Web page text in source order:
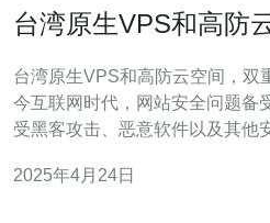
台湾原生VPS和高防
台湾原生VPS和高防云空间，双重
今互联网时代，网站安全问题备
受黑客攻击、恶意软件以及其他
绍台湾原生VPS和高防云空间，
2025年4月24日